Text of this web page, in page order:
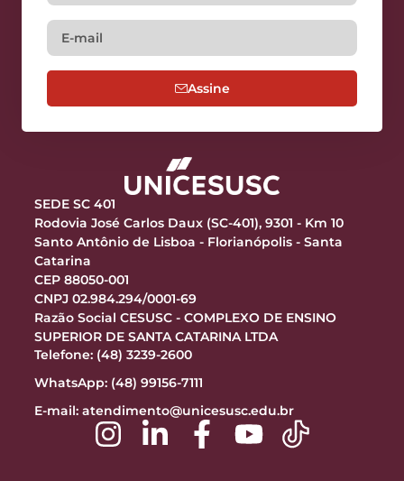
Assine
SEDE SC 401
Rodovia José Carlos Daux (SC-401), 9301 - Km 10
Santo Antônio de Lisboa - Florianópolis - Santa
Catarina
CEP 88050-001
CNPJ 02.984.294/0001-69
Razão Social CESUSC - COMPLEXO DE ENSINO
SUPERIOR DE SANTA CATARINA LTDA
Telefone: (48) 3239-2600
WhatsApp: (48) 99156-7111
E-mail: atendimento@unicesusc.edu.br